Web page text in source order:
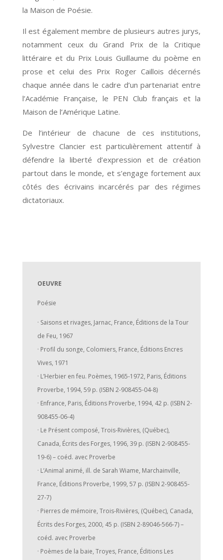
la Maison de Poésie.
Il est également membre de plusieurs autres jurys,
notamment ceux du Grand Prix de la Critique
littéraire et du Prix Louis Guillaume du poème en
prose et celui des Prix Roger Caillois décernés
chaque année dans le cadre d’un partenariat entre
l’Académie Française, le PEN Club français et la
Maison de l’Amérique Latine.
De l’intérieur de chacune de ces institutions,
Sylvestre Clancier est particulièrement attentif à
défendre la liberté d’expression et de création
partout dans le monde, et s’engage fortement aux
côtés des écrivains incarcérés par des régimes
dictatoriaux.
OEUVRE
Poésie
· Saisons et rivages, Jarnac, France, Éditions de la Tour
de Feu, 1967
· Profil du songe, Colomiers, France, Éditions Encres
Vives, 1971
· L’Herbier en feu. Poèmes, 1965-1972, Paris, Éditions
Proverbe, 1994, 59 p. (ISBN 2-908455-04-8)
· Enfrance, Paris, Éditions Proverbe, 1994, 42 p. (ISBN 2-
908455-06-4)
· Le Présent composé, Trois-Rivières, (Québec),
Canada, Écrits des Forges, 1996, 39 p. (ISBN 2-908455-
19-6) – coéd. avec Proverbe
· L’Animal animé, ill. de Sarah Wiame, Marchainville,
France, Éditions Proverbe, 1999, 57 p. (ISBN 2-908455-
27-7)
· Pierres de mémoire, Trois-Rivières, (Québec), Canada,
Écrits des Forges, 2000, 45 p. (ISBN 2-89046-566-7) –
coéd. avec Proverbe
· Poèmes de la baie, Troyes, France, Éditions Les